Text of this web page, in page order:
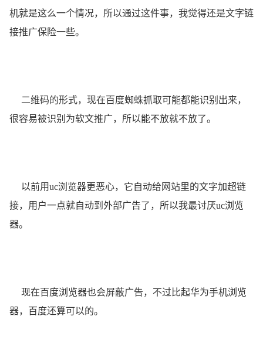
机就是这么一个情况，所以通过这件事，我觉得还是文字链
接推广保险一些。
二维码的形式，现在百度蜘蛛抓取可能都能识别出来，
很容易被识别为软文推广，所以能不放就不放了。
以前用uc浏览器更恶心，它自动给网站里的文字加超链
接，用户一点就自动到外部广告了，所以我最讨厌uc浏览
器。
现在百度浏览器也会屏蔽广告，不过比起华为手机浏览
器，百度还算可以的。